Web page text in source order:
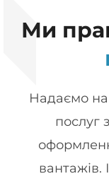
Ми
Надаємо
послуг
вантажів.